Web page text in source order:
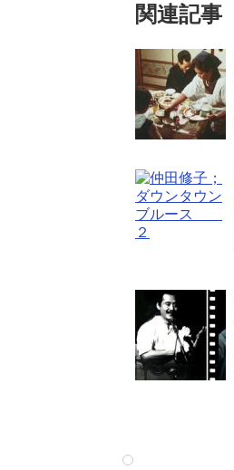
関連記事